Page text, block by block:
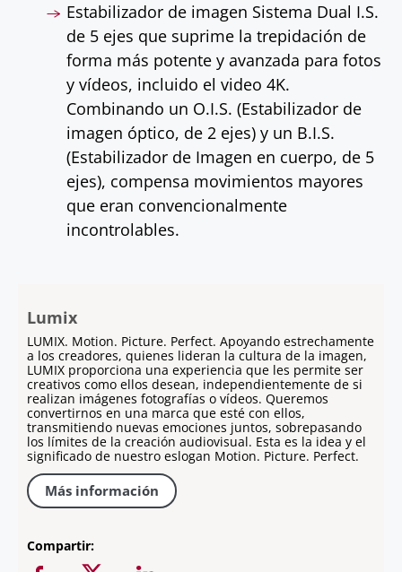
Estabilizador de imagen Sistema Dual I.S.
de 5 ejes que suprime la trepidación de
forma más potente y avanzada para fotos
y vídeos, incluido el video 4K.
Combinando un O.I.S. (Estabilizador de
imagen óptico, de 2 ejes) y un B.I.S.
(Estabilizador de Imagen en cuerpo, de 5
ejes), compensa movimientos mayores
que eran convencionalmente
incontrolables.
Lumix
LUMIX. Motion. Picture. Perfect. Apoyando estrechamente
a los creadores, quienes lideran la cultura de la imagen,
LUMIX proporciona una experiencia que les permite ser
creativos como ellos desean, independientemente de si
realizan imágenes fotografías o vídeos. Queremos
convertirnos en una marca que esté con ellos,
transmitiendo nuevas emociones juntos, sobrepasando
los límites de la creación audiovisual. Esta es la idea y el
significado de nuestro eslogan Motion. Picture. Perfect.
Más información
Compartir: